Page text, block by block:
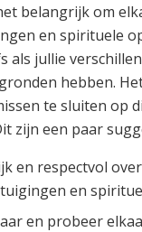
belangrijk om
en spirituele
als jullie
hebben.
te sluiten op
zijn een paar
en respectvol
en
en probeer